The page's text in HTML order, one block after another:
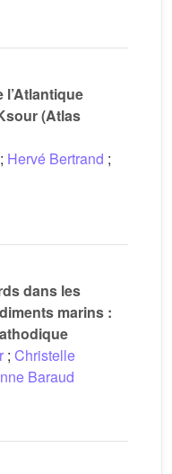
(Atlas
; Hervé Bertrand ;
dans les
marins :
; Christelle
Baraud